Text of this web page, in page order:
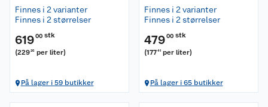
Finnes i 2 varianter
Finnes i 2 størrelser
61900 stk
(22926 per liter)
På lager i 59 butikker
Finnes i 2 varianter
Finnes i 2 størrelser
47900 stk
(17741 per liter)
På lager i 65 butikker